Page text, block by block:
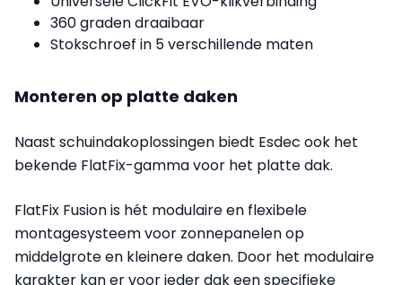
360 graden draaibaar
Stokschroef in 5 verschillende maten
Monteren op platte daken
Naast schuindakoplossingen biedt Esdec ook het
bekende FlatFix-gamma voor het platte dak.
FlatFix Fusion is hét modulaire en flexibele
montagesysteem voor zonnepanelen op
middelgrote en kleinere daken. Door het modulaire
karakter kan er voor ieder dak een specifieke